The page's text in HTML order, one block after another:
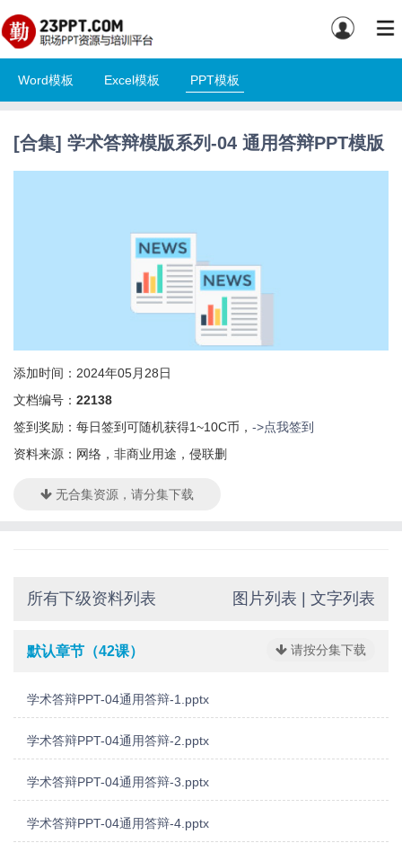
Word模板 Excel模板 PPT模板
[合集] 学术答辩模版系列-04 通用答辩PPT模版
添加时间：2024年05月28日
文档编号： 22138
签到奖励：每日签到可随机获得1~10C币， ->点我签到
资料来源：网络，非商业用途，侵联删
无合集资源，请分集下载
所有下级资料列表 图片列表 文字列表
默认章节（42课） 请按分集下载
学术答辩PPT-04通用答辩-1.pptx
学术答辩PPT-04通用答辩-2.pptx
学术答辩PPT-04通用答辩-3.pptx
学术答辩PPT-04通用答辩-4.pptx